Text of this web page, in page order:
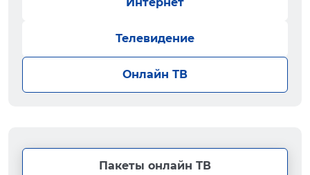
Телевидение
Онлайн ТВ
Пакеты онлайн ТВ